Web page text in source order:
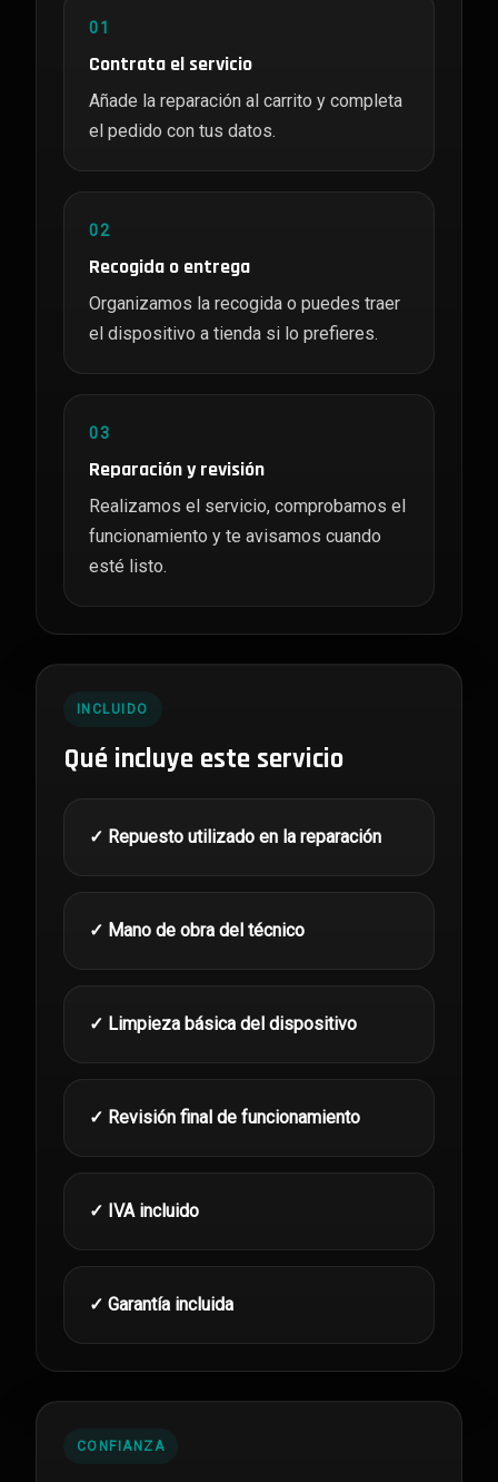
01
Contrata el servicio
Añade la reparación al carrito y completa
el pedido con tus datos.
02
Recogida o entrega
Organizamos la recogida o puedes traer
el dispositivo a tienda si lo prefieres.
03
Reparación y revisión
Realizamos el servicio, comprobamos el
funcionamiento y te avisamos cuando
esté listo.
INCLUIDO
Qué incluye este servicio
✓ Repuesto utilizado en la reparación
✓ Mano de obra del técnico
✓ Limpieza básica del dispositivo
✓ Revisión final de funcionamiento
✓ IVA incluido
✓ Garantía incluida
CONFIANZA